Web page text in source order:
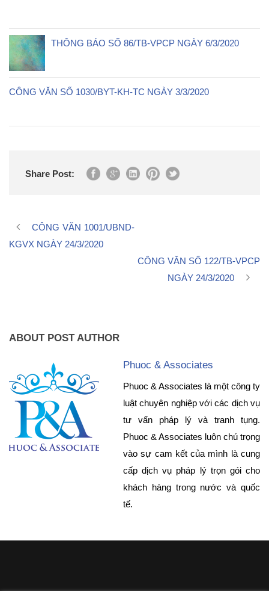
THÔNG BÁO SỐ 86/TB-VPCP NGÀY 6/3/2020
CÔNG VĂN SỐ 1030/BYT-KH-TC NGÀY 3/3/2020
Share Post:
CÔNG VĂN 1001/UBND-
KGVX NGÀY 24/3/2020
CÔNG VĂN SỐ 122/TB-VPCP
NGÀY 24/3/2020
ABOUT POST AUTHOR
Phuoc & Associates
Phuoc & Associates là một công ty
luật chuyên nghiệp với các dịch vụ
tư vấn pháp lý và tranh tụng.
Phuoc & Associates luôn chú trọng
vào sự cam kết của mình là cung
cấp dịch vụ pháp lý trọn gói cho
khách hàng trong nước và quốc
tế.